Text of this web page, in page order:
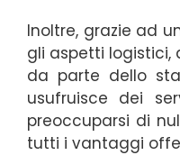
Inoltre, grazie ad
gli aspetti logistici,
da parte dello
usufruisce dei
preoccuparsi di
tutti i vantaggi